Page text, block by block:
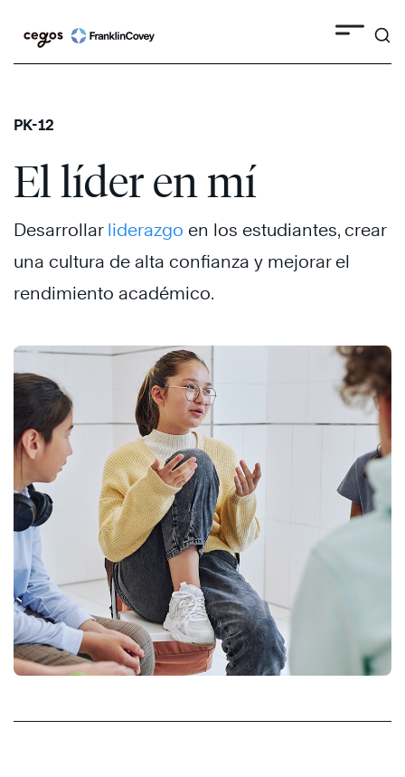
PK-12
El líder en mí
Desarrollar liderazgo en los estudiantes, crear
una cultura de alta confianza y mejorar el
rendimiento académico.